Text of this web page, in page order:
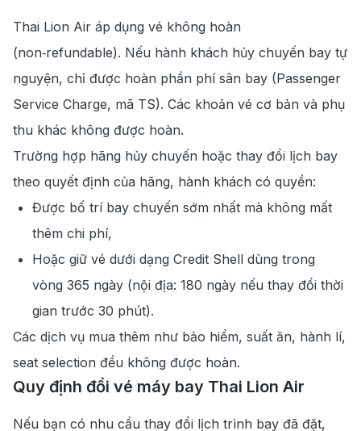
Thai Lion Air áp dụng vé không hoàn
(non‑refundable). Nếu hành khách hủy chuyến bay tự
nguyện, chỉ được hoàn phần phí sân bay (Passenger
Service Charge, mã TS). Các khoản vé cơ bản và phụ
thu khác không được hoàn.
Trường hợp hãng hủy chuyến hoặc thay đổi lịch bay
theo quyết định của hãng, hành khách có quyền:
Được bố trí bay chuyến sớm nhất mà không mất
thêm chi phí,
Hoặc giữ vé dưới dạng Credit Shell dùng trong
vòng 365 ngày (nội địa: 180 ngày nếu thay đổi thời
gian trước 30 phút).
Các dịch vụ mua thêm như bảo hiểm, suất ăn, hành lí,
seat selection đều không được hoàn.
Quy định đổi vé máy bay Thai Lion Air
Nếu bạn có nhu cầu thay đổi lịch trình bay đã đặt,